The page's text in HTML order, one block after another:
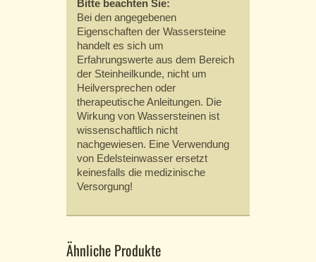
Bitte beachten Sie:
Bei den angegebenen
Eigenschaften der Wassersteine
handelt es sich um
Erfahrungswerte aus dem Bereich
der Steinheilkunde, nicht um
Heilversprechen oder
therapeutische Anleitungen. Die
Wirkung von Wassersteinen ist
wissenschaftlich nicht
nachgewiesen. Eine Verwendung
von Edelsteinwasser ersetzt
keinesfalls die medizinische
Versorgung!
Ähnliche Produkte